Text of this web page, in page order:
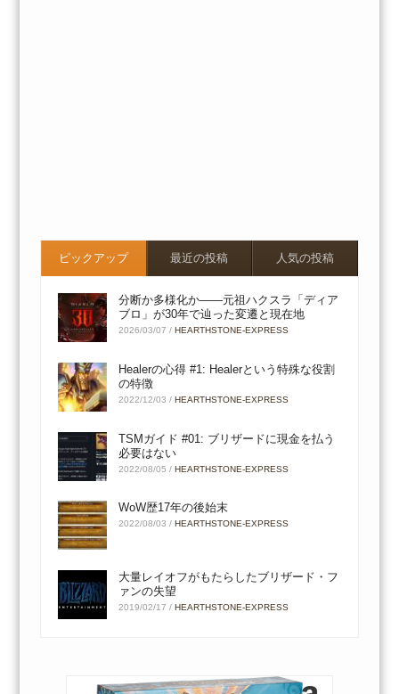
ピックアップ 最近の投稿 人気の投稿
分断か多様化か――元祖ハクスラ「ディア
ブロ」が30年で辿った変遷と現在地
2026/03/07 /HEARTHSTONE-EXPRESS
Healerの心得 #1: Healerという特殊な役割
の特徴
2022/12/03 /HEARTHSTONE-EXPRESS
TSMガイド #01: ブリザードに現金を払う
必要はない
2022/08/05 /HEARTHSTONE-EXPRESS
WoW歴17年の後始末
2022/08/03 /HEARTHSTONE-EXPRESS
大量レイオフがもたらしたブリザード・フ
ァンの失望
2019/02/17 /HEARTHSTONE-EXPRESS